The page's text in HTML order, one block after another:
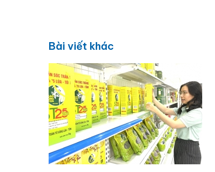
Bài viết khác